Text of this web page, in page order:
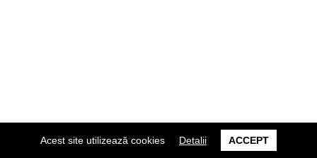
Acest site utilizează cookies Detalii ACCEPT